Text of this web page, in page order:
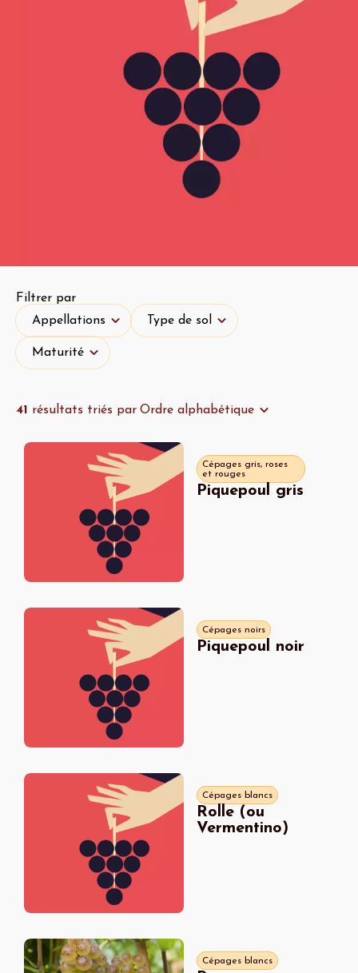
Filtrer par
Appellations
Appellations
Type de sol
Type de sol
Maturité
Maturité
41 résultats triés par Ordre alphabétique
Cépages gris, roses
et rouges
Piquepoul gris
Cépages noirs
Piquepoul noir
Cépages blancs
Rolle (ou
Vermentino)
Cépages blancs